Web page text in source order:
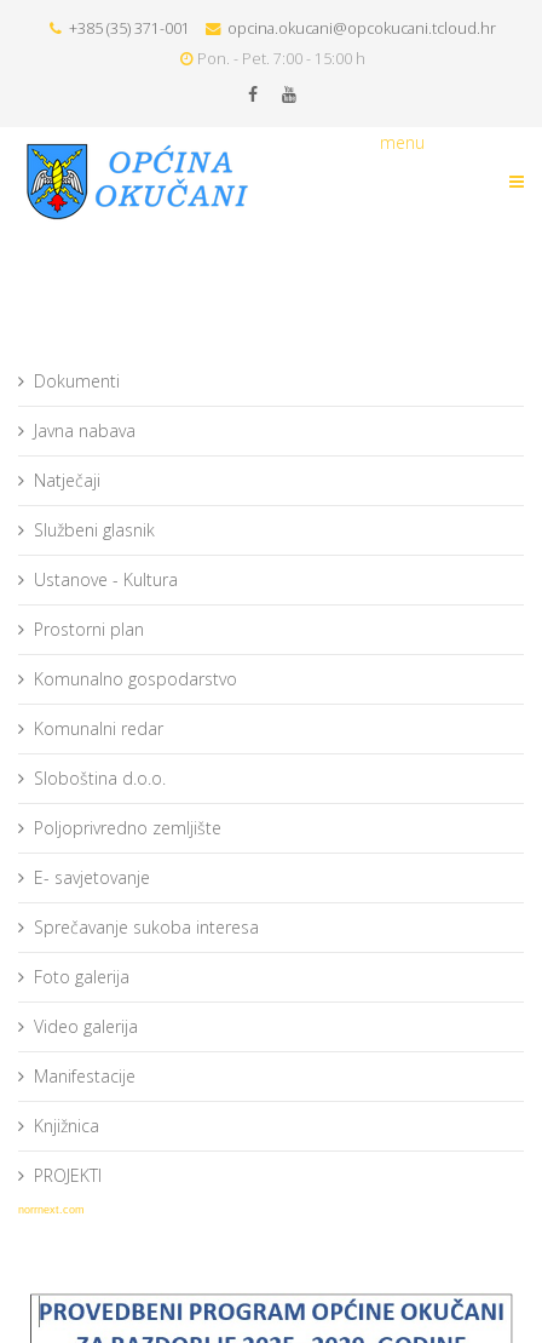
+385 (35) 371-001
opcina.okucani@opcokucani.tcloud.hr
Pon. - Pet. 7:00 - 15:00 h
menu
Dokumenti
Javna nabava
Natječaji
Službeni glasnik
Ustanove - Kultura
Prostorni plan
Komunalno gospodarstvo
Komunalni redar
Sloboština d.o.o.
Poljoprivredno zemljište
E- savjetovanje
Sprečavanje sukoba interesa
Foto galerija
Video galerija
Manifestacije
Knjižnica
PROJEKTI
norrnext.com